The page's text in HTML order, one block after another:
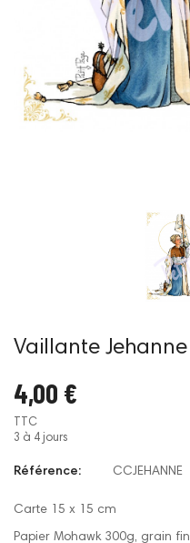
Vaillante Jehanne
4,00 €
TTC
3 à 4 jours
Référence: CCJEHANNE
Carte 15 x 15 cm
Papier Mohawk 300g, grain fin